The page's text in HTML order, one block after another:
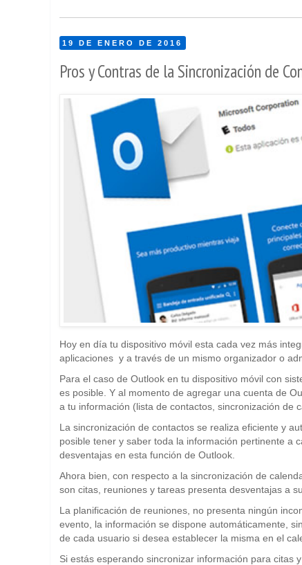
19 DE ENERO DE 2016
Pros y Contras de la Sincronización de
Hoy en día tu dispositivo móvil esta cada vez más
aplicaciones y a través de un mismo organizador o
Para el caso de Outlook en tu dispositivo móvil con
es posible. Y al momento de agregar una cuenta de
a tu información (lista de contactos, sincronización de
La sincronización de contactos se realiza eficiente y
posible tener y saber toda la información pertinente a
desventajas en esta función de Outlook.
Ahora bien, con respecto a la sincronización de
son citas, reuniones y tareas presenta desventajas a
La planificación de reuniones, no presenta ningún
evento, la información se dispone automáticamente,
de cada usuario si desea establecer la misma en el
Si estás esperando sincronizar información para citas